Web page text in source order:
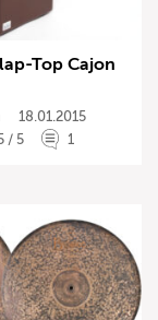
Top Cajon
18.01.2015
/ 5 1